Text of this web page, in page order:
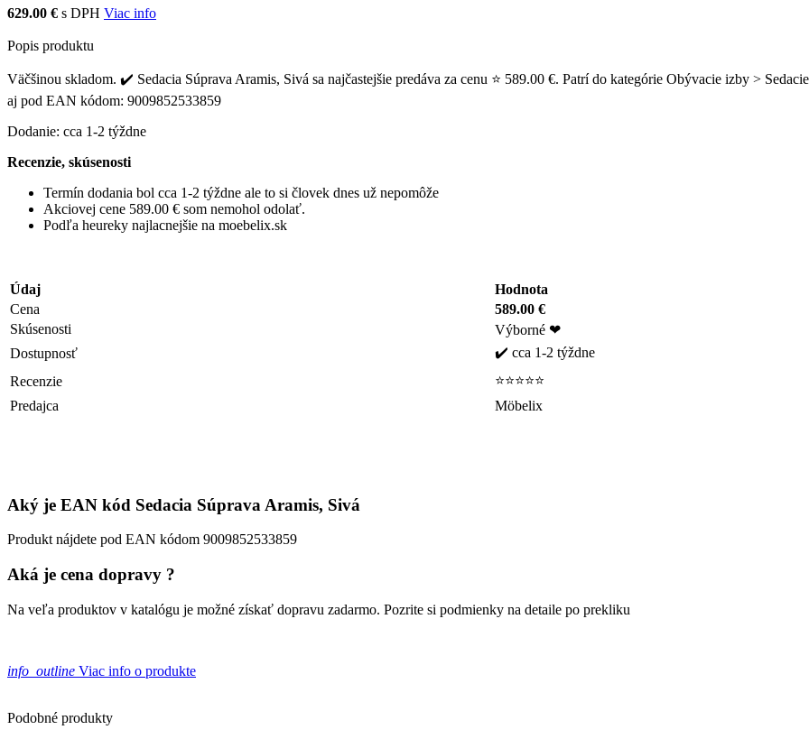
629.00 € s DPH Viac info
Popis produktu
Väčšinou skladom. ✔️ Sedacia Súprava Aramis, Sivá sa najčastejšie predáva za cenu ⭐ 589.00 €. Patrí do kategórie Obývacie izby >
aj pod EAN kódom: 9009852533859
Dodanie: cca 1-2 týždne
Recenzie, skúsenosti
Termín dodania bol cca 1-2 týždne ale to si človek dnes už nepomôže
Akciovej cene 589.00 € som nemohol odolať.
Podľa heureky najlacnejšie na moebelix.sk
Údaj
Hodnota
Cena
589.00 €
Skúsenosti
Výborné ❤
Dostupnosť
✔️ cca 1-2 týždne
Recenzie
⭐⭐⭐⭐⭐
Predajca
Möbelix
Aký je EAN kód Sedacia Súprava Aramis, Sivá
Produkt nájdete pod EAN kódom 9009852533859
Aká je cena dopravy ?
Na veľa produktov v katalógu je možné získať dopravu zadarmo. Pozrite si podmienky na detaile po prekliku
info_outline Viac info o produkte
Podobné produkty